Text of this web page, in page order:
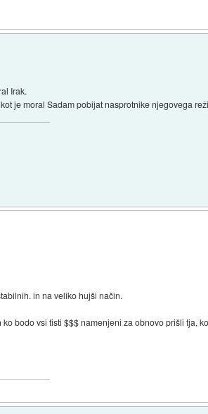
Irak.
je moral Sadam pobijat nasprotnike njegovega
in na veliko hujši način.
bodo vsi tisti $$$ namenjeni za obnovo prišli tja,